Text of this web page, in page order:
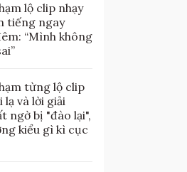
lộ clip nhạy
tiếng ngay
“Mình không
từng lộ clip
và lời giải
ngờ bị "đào lại",
kiểu gì kì cục